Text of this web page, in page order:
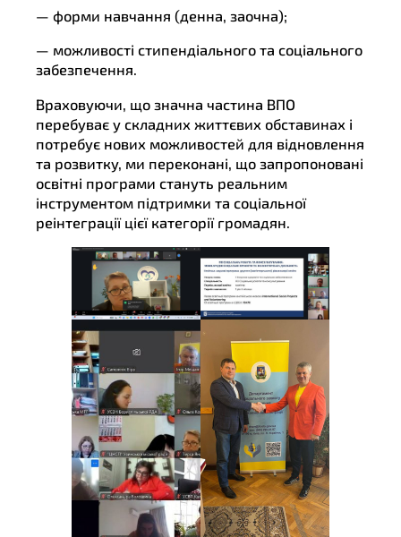
— форми навчання (денна, заочна);
— можливості стипендіального та соціального
забезпечення.
Враховуючи, що значна частина ВПО
перебуває у складних життєвих обставинах і
потребує нових можливостей для відновлення
та розвитку, ми переконані, що запропоновані
освітні програми стануть реальним
інструментом підтримки та соціальної
реінтеграції цієї категорії громадян.